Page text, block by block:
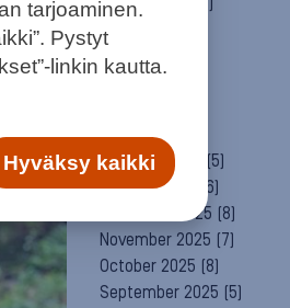
July 2026
June 2026
March 2026
February 2026
(5)
January 2026
(6)
December 2025 (8)
November 2025 (7)
October 2025 (8)
September 2025 (5)
tarjoaminen.
Pystyt
linkin kautta.
Hyväksy kaikki